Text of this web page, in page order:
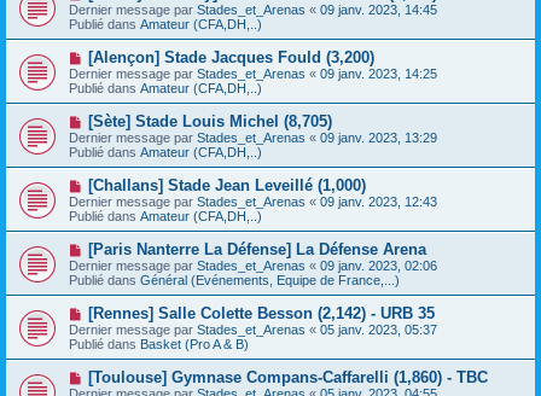
s
a
g
e
u
m
e
s
a
g
e
o
u
v
e
u
m
e
s
a
g
e
Dernier message par Stades_et_Arenas « 09 janv. 2023, 14:45
Publié dans Amateur (CFA,DH,..)
N
o
u
v
e
u
m
e
s
a
g
e
[Alençon] Stade Jacques Fould (3,200)
Dernier message par Stades_et_Arenas « 09 janv. 2023, 14:25
Publié dans Amateur (CFA,DH,..)
N
o
u
v
e
u
m
e
s
a
g
e
[Sète] Stade Louis Michel (8,705)
Dernier message par Stades_et_Arenas « 09 janv. 2023, 13:29
Publié dans Amateur (CFA,DH,..)
N
o
u
v
e
u
m
e
s
a
g
e
[Challans] Stade Jean Leveillé (1,000)
Dernier message par Stades_et_Arenas « 09 janv. 2023, 12:43
Publié dans Amateur (CFA,DH,..)
N
o
u
v
e
u
m
e
s
[Paris Nanterre La Défense] La Défense Arena
Dernier message par Stades_et_Arenas « 09 janv. 2023, 02:06
Publié dans Général (Evénements, Equipe de France,...)
N
o
u
v
e
[Rennes] Salle Colette Besson (2,142) - URB 35
Dernier message par Stades_et_Arenas « 05 janv. 2023, 05:37
Publié dans Basket (Pro A & B)
N
o
[Toulouse] Gymnase Compans-Caffarelli (1,860) - TBC
Dernier message par Stades_et_Arenas « 05 janv. 2023, 04:55